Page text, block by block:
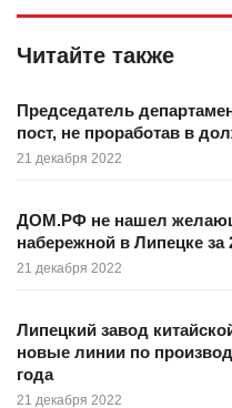
Читайте также
Председатель
пост, не проработав в
21 декабря 2022
ДОМ.РФ не нашел
набережной в Липецке за
21 декабря 2022
Липецкий завод
новые линии по
года
21 декабря 2022